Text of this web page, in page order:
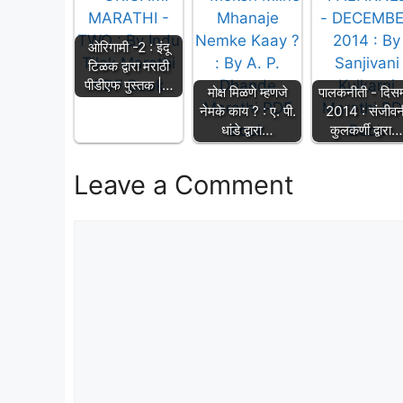
ओरिगामी -2 : इंदू
टिळक द्वारा मराठी
पीडीएफ पुस्तक |…
मोक्ष मिळणे म्हणजे
नेमके काय ? : ए. पी.
धांडे द्वारा…
पालकनीती -
2014 :
कुलकर्णी द्वारा…
Leave a Comment